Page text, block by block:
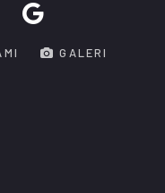
GALERI